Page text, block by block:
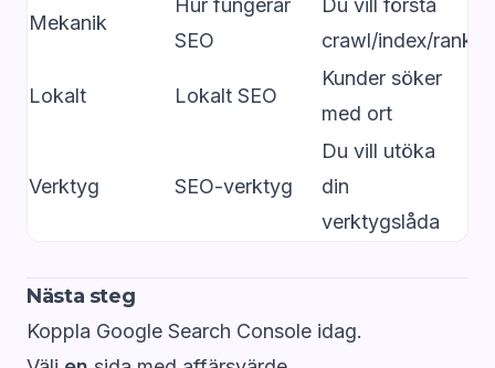
Mekanik
Hur fungerar
SEO
Du vill förstå
crawl/index/rank
Lokalt Lokalt SEO
Kunder söker
med ort
Verktyg SEO-verktyg
Du vill utöka
din
verktygslåda
Nästa steg
Koppla Google Search Console idag.